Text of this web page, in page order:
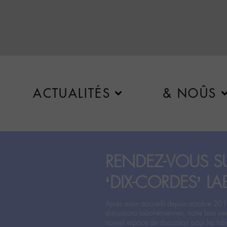
ACTUALITÉS & NOÛS
RENDEZ-VOUS
‘DIX-CORDES’
Après avoir accueilli depuis octobre
discussions labohémiennes, notre bon
nouvel espace de discussion pour les